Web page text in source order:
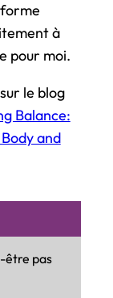
à
pour moi.
le blog
Balance:
and
être pas